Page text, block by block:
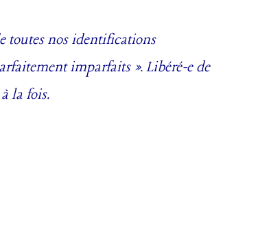
toutes nos identifications
imparfaits ». Libéré-e de
la fois.